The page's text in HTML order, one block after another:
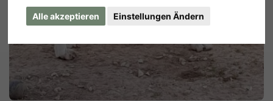
Alle akzeptieren Einstellungen Ändern